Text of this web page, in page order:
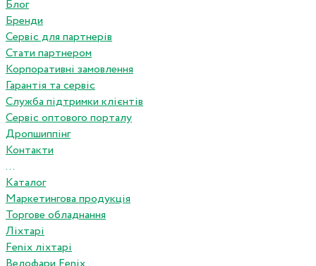
Блог
Бренди
Сервіс для партнерів
Стати партнером
Корпоративні замовлення
Гарантія та сервіс
Служба підтримки клієнтів
Сервіс оптового порталу
Дропшиппінг
Контакти
...
Каталог
Маркетингова продукція
Торгове обладнання
Ліхтарі
Fenix ліхтарі